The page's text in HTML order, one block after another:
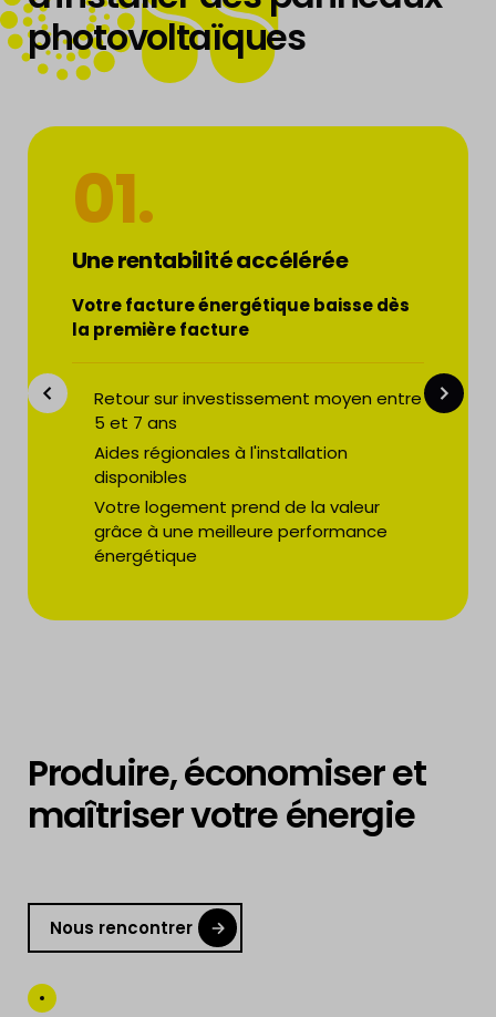
ENERGY
photovoltaïques
01.
Une rentabilité accélérée
Votre facture énergétique baisse dès
la première facture
Retour sur investissement moyen entre
5 et 7 ans
Aides régionales à l'installation
disponibles
Votre logement prend de la valeur
grâce à une meilleure performance
énergétique
Produire, économiser et
maîtriser votre énergie
Nous rencontrer